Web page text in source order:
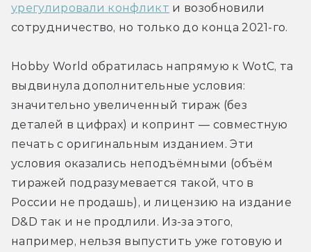
урегулировали конфликт и возобновили
сотрудничество, но только до конца 2021-го.
Hobby World обратилась напрямую к WotC, та
выдвинула дополнительные условия:
значительно увеличенный тираж (без
деталей в цифрах) и копринт — совместную
печать с оригинальным изданием. Эти
условия оказались неподъёмными (объём
тиражей подразумевается такой, что в
России не продашь), и лицензию на издание
D&D так и не продлили. Из-за этого,
например, нельзя выпустить уже готовую и